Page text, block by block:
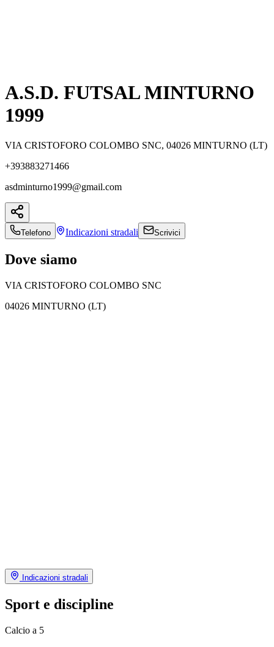
A.S.D. FUTSAL MINTURNO
1999
VIA CRISTOFORO COLOMBO SNC, 04026 MINTURNO (LT)
+393883271466
asdminturno1999@gmail.com
Telefono Indicazioni stradali Scrivici
Dove siamo
VIA CRISTOFORO COLOMBO SNC
04026 MINTURNO (LT)
Indicazioni stradali
Sport e discipline
Calcio a 5